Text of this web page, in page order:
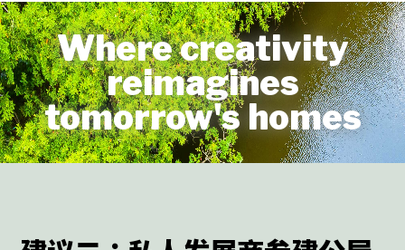
Where creativity
reimagines
tomorrow's homes